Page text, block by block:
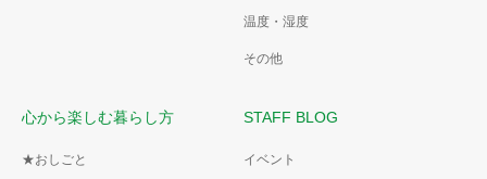
温度・湿度
その他
心から楽しむ暮らし方
★おしごと
STAFF BLOG
イベント